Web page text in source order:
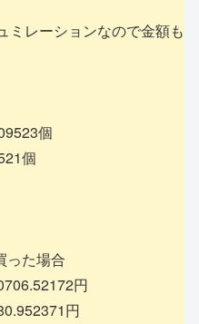
ミレーションなので金額も
個
個
った場合
円
円